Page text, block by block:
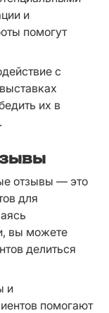
и
помогут
с
их в
отзывы — это
для
вы можете
делиться
и
помогают